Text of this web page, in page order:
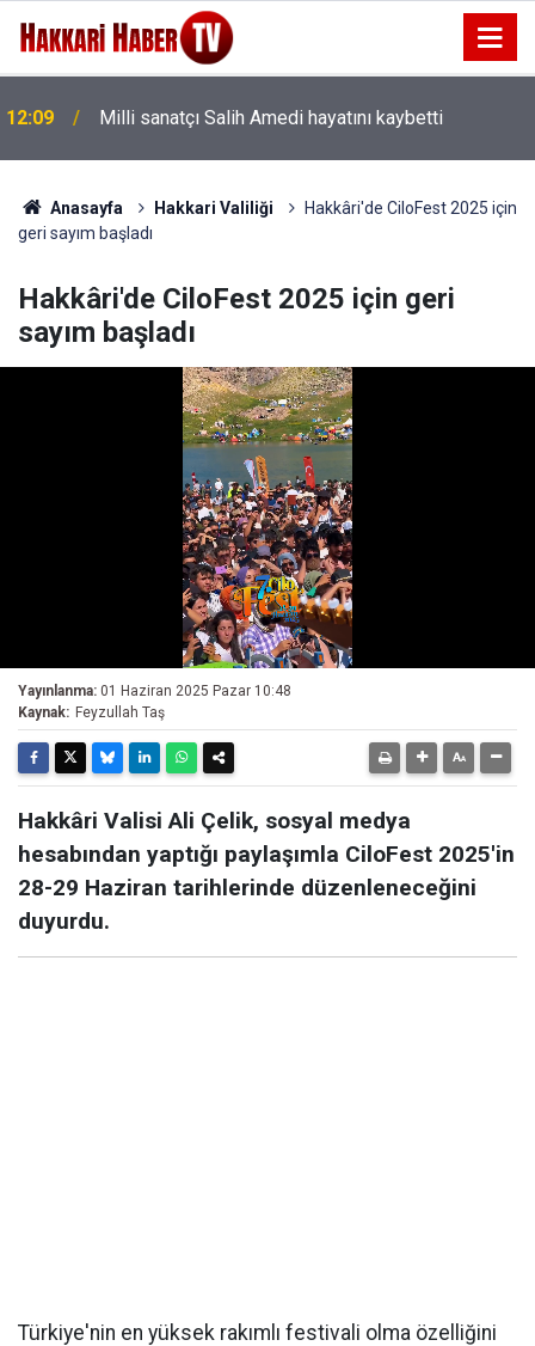
12:09 Milli sanatçı Salih Amedi hayatını kaybetti
Anasayfa Hakkari Valiliği
Hakkâri'de CiloFest 2025 için
geri sayım başladı
Hakkâri'de CiloFest 2025 için geri
sayım başladı
Yayınlanma: 01 Haziran 2025 Pazar 10:48
Kaynak: Feyzullah Taş
Hakkâri Valisi Ali Çelik, sosyal medya
hesabından yaptığı paylaşımla CiloFest 2025'in
28-29 Haziran tarihlerinde düzenleneceğini
duyurdu.
Türkiye'nin en yüksek rakımlı festivali olma özelliğini